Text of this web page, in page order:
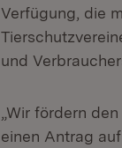
Verfügung, die
und
„Wir fördern
einen Antrag